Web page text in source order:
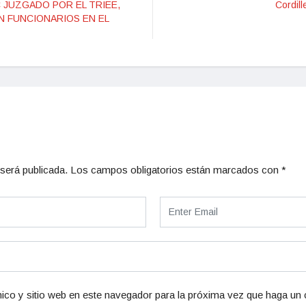
POR EL TRIEE,
FUNCIONARIOS EN EL
publicada. Los campos obligatorios están marcados con *
y sitio web en este navegador para la próxima vez que haga un